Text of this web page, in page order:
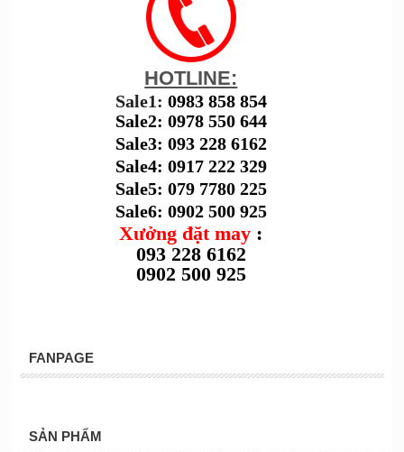
HOTLINE:
Sale1: 0983 858 854
Sale2: 0978 550 644
Sale3: 093 228 6162
Sale4: 0917 222 329
Sale5: 079 7780 225
Sale6: 0902 500 925
Xưởng đặt may :
093 228 6162
0902 500 925
FANPAGE
SẢN PHẨM